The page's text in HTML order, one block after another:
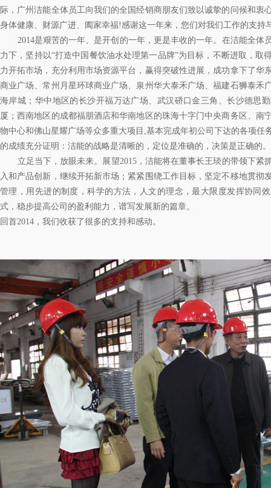
际，广州洁能全体员工向我们的全国经销商朋友们致以诚挚的问候和衷
身体健康、财源广进、阖家幸福!感谢这一年来，您们对我们工作的支持
2014是艰苦的一年、是开创的一年，更是丰收的一年。在洁能全体
力下，坚持以“打造中国餐饮油水处理第一品牌”为目标，不断进取，取
力开拓市场，充分利用市场资源平台，赢得突破性进展，成功拿下了华
商业广场、常州月星环球商业广场、泉州华大泰禾广场、福建石狮泰禾
海岸城；华中地区的长沙开福万达广场、武汉硚口金三角、长沙德思
厦；西南地区的成都福朋酒店和华南地区的珠海十字门中央商务区、南
物中心和佛山星耀广场等众多重大项目,基本完成年初公司下达的各项任
的成绩充分证明：洁能的战略是清晰的，定位是准确的，决策是正确的。
立足当下，放眼未来。展望2015，洁能将在董事长王琰的带领下紧
入和产品创新，继续开拓新市场；紧紧围绕工作目标，坚定不移地贯彻
管理，用先进的制度，科学的方法，人文的理念，最大限度发挥协同
式，稳步提高公司的盈利能力，谱写发展新的篇章。
回首2014，我们收获了很多的支持和感动。